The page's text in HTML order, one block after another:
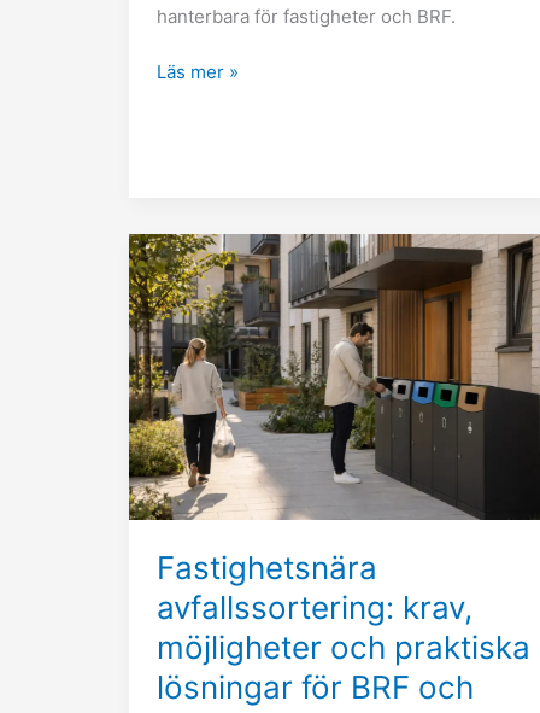
hanterbara för fastigheter och BRF.
Läs mer »
Fastighetsnära
avfallssortering: krav,
möjligheter och praktiska
lösningar för BRF och
Fastighetsnära
avfallssortering:
krav,
möjligheter
och
praktiska
lösningar
för
BRF
fastighetsägare